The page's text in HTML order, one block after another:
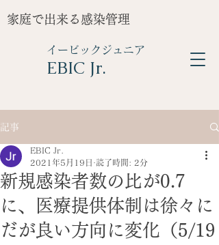
家庭で出来る感染管理
イービックジュニア
​EBIC Jr.
記事
新規感染者数の比が0.7
に、医療提供体制は徐々に
だが良い方向に変化（5/19
EBIC Jr.
2021年5月19日
読了時間: 2分